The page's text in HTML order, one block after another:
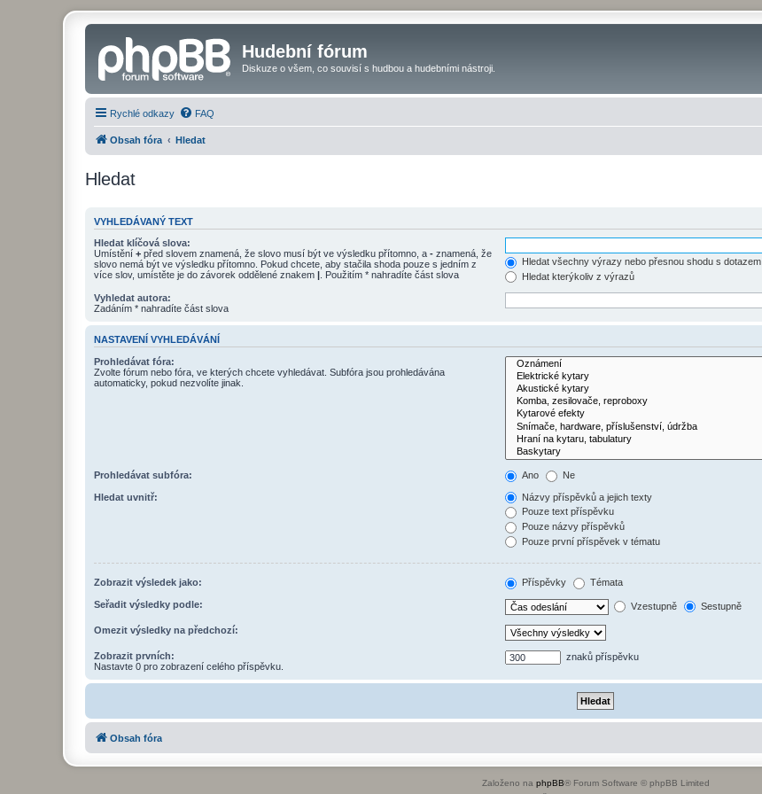
Hudební fórum
Diskuze o všem, co souvisí s hudbou a hudebními nástroji.
Rychlé odkazy FAQ
Obsah fóra Hledat
Hledat
VYHLEDÁVANÝ TEXT
Hledat klíčová slova:
Umístění + před slovem znamená, že slovo musí být ve výsledku přítomno, a - znamená, že
slovo nemá být ve výsledku přítomno. Pokud chcete, aby stačila shoda pouze s jedním z
více slov, umístěte je do závorek oddělené znakem | . Použitím * nahradíte část slova
Hledat všechny výrazy nebo přesnou shodu s dotazem
Hledat kterýkoliv z výrazů
Vyhledat autora:
Zadáním * nahradíte část slova
NASTAVENÍ VYHLEDÁVÁNÍ
Prohledávat fóra:
Zvolte fórum nebo fóra, ve kterých chcete vyhledávat. Subfóra jsou prohledávána
automaticky, pokud nezvolíte jinak.
Prohledávat subfóra: Ano Ne
Hledat uvnitř:
Názvy příspěvků a jejich texty
Pouze text příspěvku
Pouze názvy příspěvků
Pouze první příspěvek v tématu
Zobrazit výsledek jako: Příspěvky Témata
Seřadit výsledky podle: Vzestupně Sestupně
Omezit výsledky na předchozí:
Zobrazit prvních:
Nastavte 0 pro zobrazení celého příspěvku.
znaků příspěvku
Obsah fóra
Založeno na phpBB® Forum Software © phpBB Limited